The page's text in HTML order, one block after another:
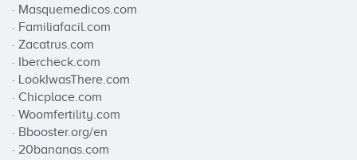
· Masquemedicos.com
· Familiafacil.com
· Zacatrus.com
· Ibercheck.com
· LookIwasThere.com
· Chicplace.com
· Woomfertility.com
· Bbooster.org/en
· 20bananas.com